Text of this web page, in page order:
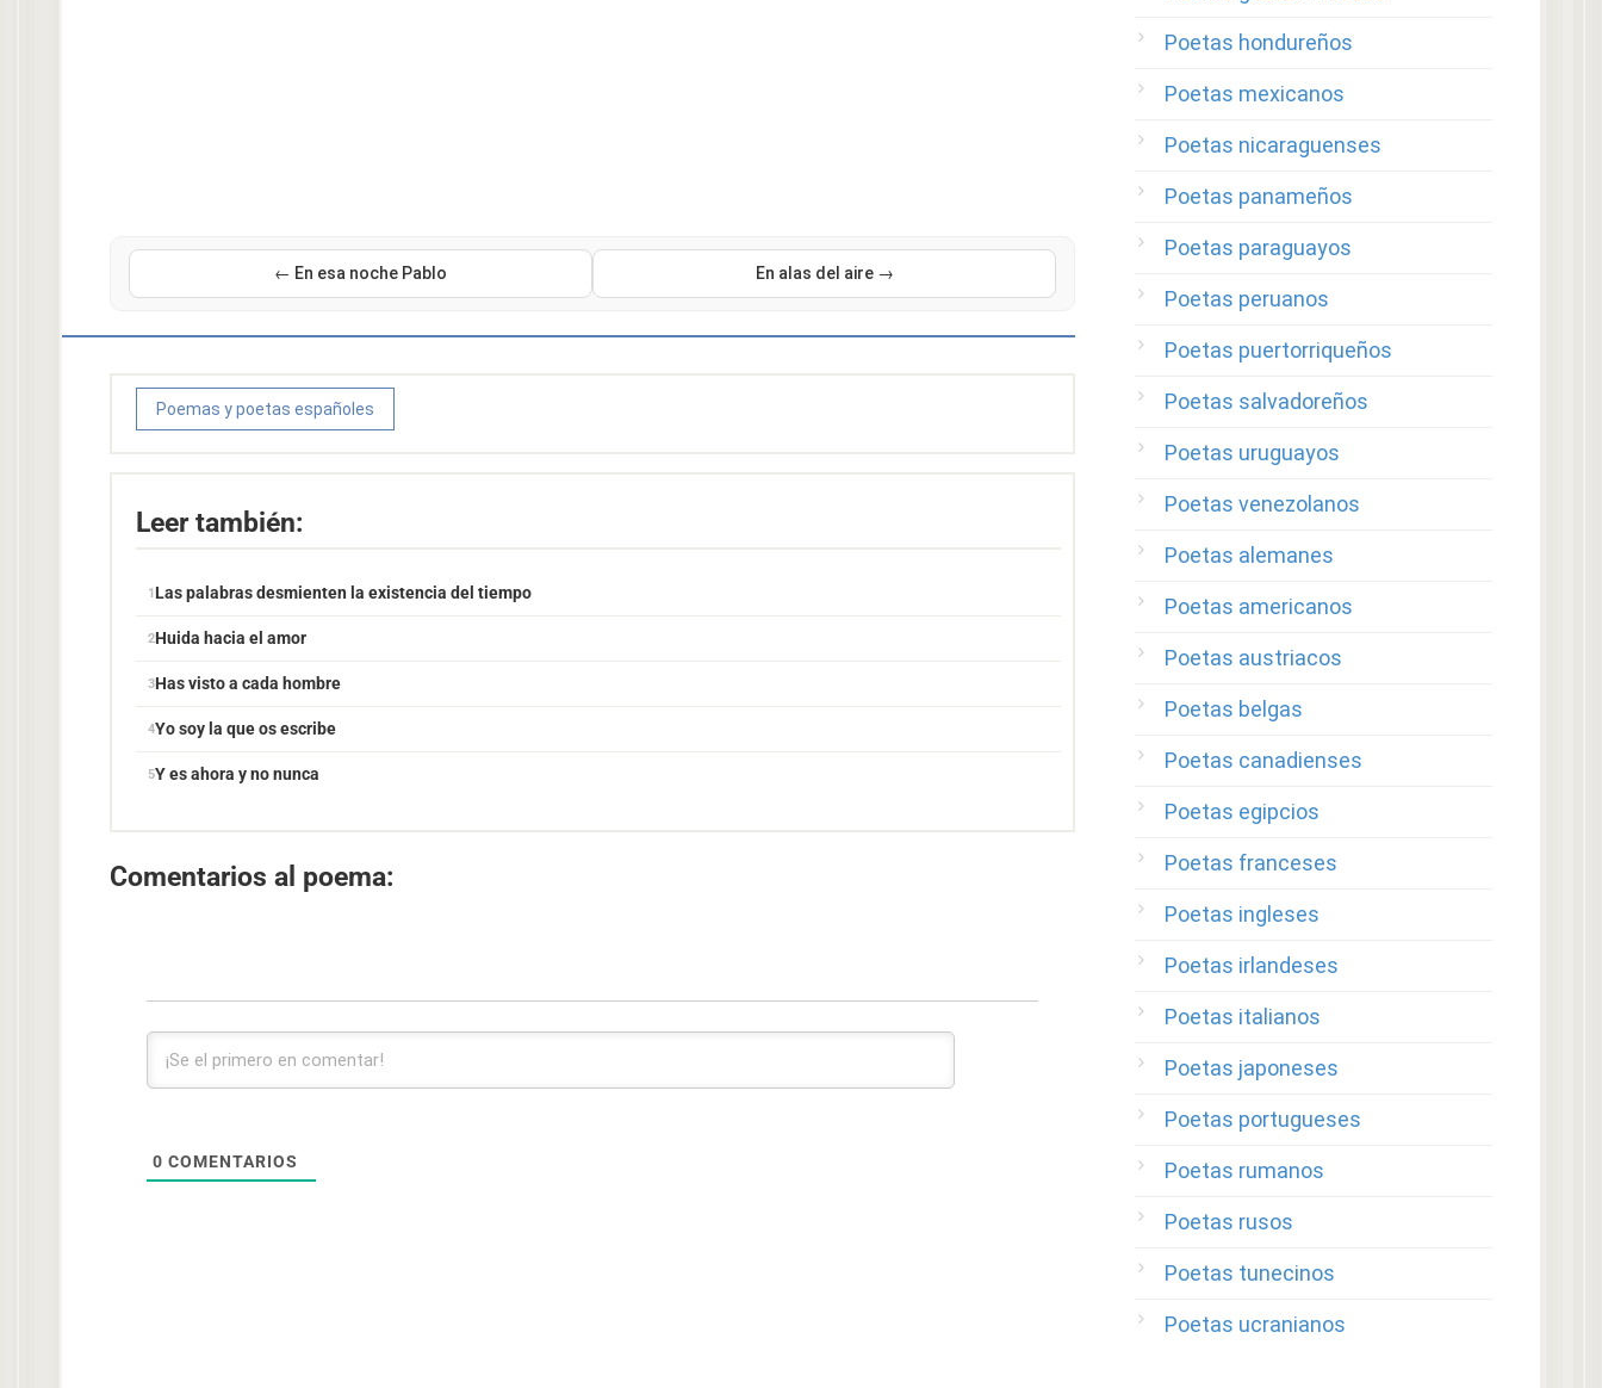
← En esa noche Pablo En alas del aire →
Poemas y poetas españoles
Leer también:
Las palabras desmienten la existencia del tiempo
Huida hacia el amor
Has visto a cada hombre
Yo soy la que os escribe
Y es ahora y no nunca
Comentarios al poema:
0 COMENTARIOS
Poetas hondureños
Poetas mexicanos
Poetas nicaraguenses
Poetas panameños
Poetas paraguayos
Poetas peruanos
Poetas puertorriqueños
Poetas salvadoreños
Poetas uruguayos
Poetas venezolanos
Poetas alemanes
Poetas americanos
Poetas austriacos
Poetas belgas
Poetas canadienses
Poetas egipcios
Poetas franceses
Poetas ingleses
Poetas irlandeses
Poetas italianos
Poetas japoneses
Poetas portugueses
Poetas rumanos
Poetas rusos
Poetas tunecinos
Poetas ucranianos